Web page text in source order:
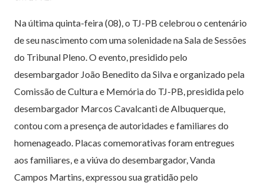
Na última quinta-feira (08), o TJ-PB celebrou o centenário
de seu nascimento com uma solenidade na Sala de Sessões
do Tribunal Pleno. O evento, presidido pelo
desembargador João Benedito da Silva e organizado pela
Comissão de Cultura e Memória do TJ-PB, presidida pelo
desembargador Marcos Cavalcanti de Albuquerque,
contou com a presença de autoridades e familiares do
homenageado. Placas comemorativas foram entregues
aos familiares, e a viúva do desembargador, Vanda
Campos Martins, expressou sua gratidão pelo